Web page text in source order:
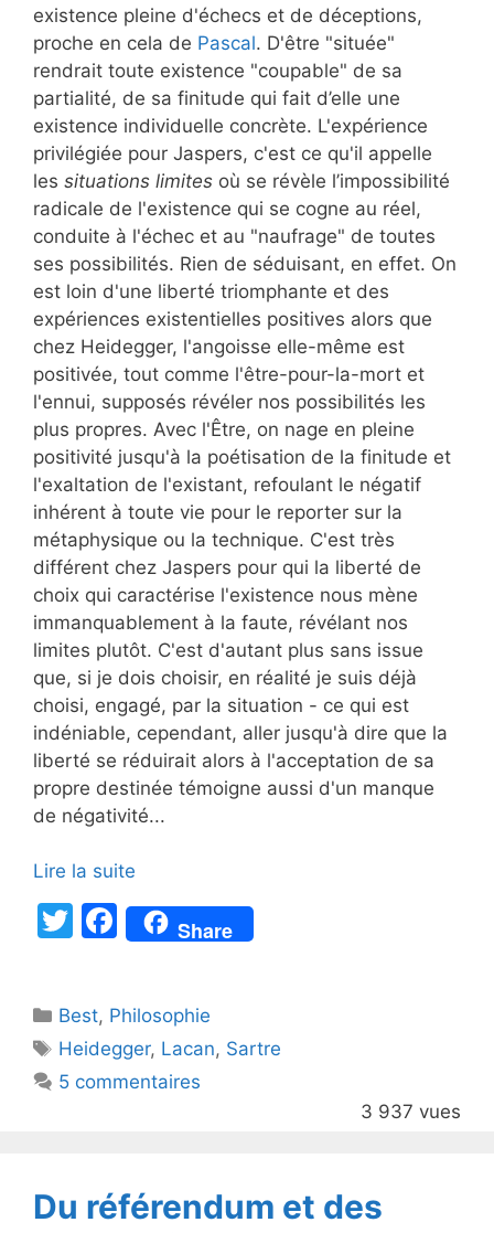
existence pleine d'échecs et de déceptions,
proche en cela de Pascal. D'être "située"
rendrait toute existence "coupable" de sa
partialité, de sa finitude qui fait d’elle une
existence individuelle concrète. L'expérience
privilégiée pour Jaspers, c'est ce qu'il appelle
les situations limites où se révèle l’impossibilité
radicale de l'existence qui se cogne au réel,
conduite à l'échec et au "naufrage" de toutes
ses possibilités. Rien de séduisant, en effet. On
est loin d'une liberté triomphante et des
expériences existentielles positives alors que
chez Heidegger, l'angoisse elle-même est
positivée, tout comme l'être-pour-la-mort et
l'ennui, supposés révéler nos possibilités les
plus propres. Avec l'Être, on nage en pleine
positivité jusqu'à la poétisation de la finitude et
l'exaltation de l'existant, refoulant le négatif
inhérent à toute vie pour le reporter sur la
métaphysique ou la technique. C'est très
différent chez Jaspers pour qui la liberté de
choix qui caractérise l'existence nous mène
immanquablement à la faute, révélant nos
limites plutôt. C'est d'autant plus sans issue
que, si je dois choisir, en réalité je suis déjà
choisi, engagé, par la situation - ce qui est
indéniable, cependant, aller jusqu'à dire que la
liberté se réduirait alors à l'acceptation de sa
propre destinée témoigne aussi d'un manque
de négativité...
Lire la suite
T
er
F
a
e
b
o
Share
Catégories
Best, Philosophie
Étiquettes
Heidegger, Lacan, Sartre
5 commentaires
3 937 vues
Du référendum et des